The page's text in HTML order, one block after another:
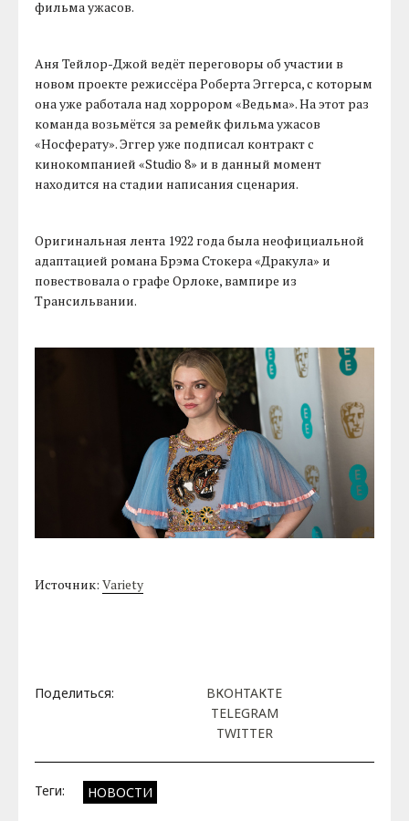
фильма ужасов.
Аня Тейлор-Джой ведёт переговоры об участии в
новом проекте режиссёра Роберта Эггерса, с которым
она уже работала над хоррором «Ведьма». На этот раз
команда возьмётся за ремейк фильма ужасов
«Носферату». Эггер уже подписал контракт с
кинокомпанией «Studio 8» и в данный момент
находится на стадии написания сценария.
Оригинальная лента 1922 года была неофициальной
адаптацией романа Брэма Стокера «Дракула» и
повествовала о графе Орлоке, вампире из
Трансильвании.
Источник:Variety
Поделиться:
ВКОНТАКТЕ
TELEGRAM
TWITTER
Теги: НОВОСТИ